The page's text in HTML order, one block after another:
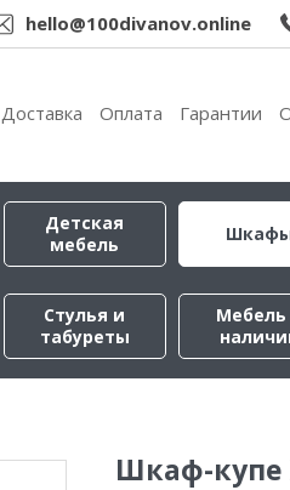
hello@100divanov.online
Доставка Оплата Гарантии
Детская
мебель
Стулья и
табуреты
Мебель
Шкаф-купе